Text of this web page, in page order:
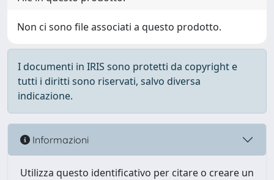
Non ci sono file associati a questo prodotto.
I documenti in IRIS sono protetti da copyright e
tutti i diritti sono riservati, salvo diversa
indicazione.
Informazioni
Utilizza questo identificativo per citare o creare un